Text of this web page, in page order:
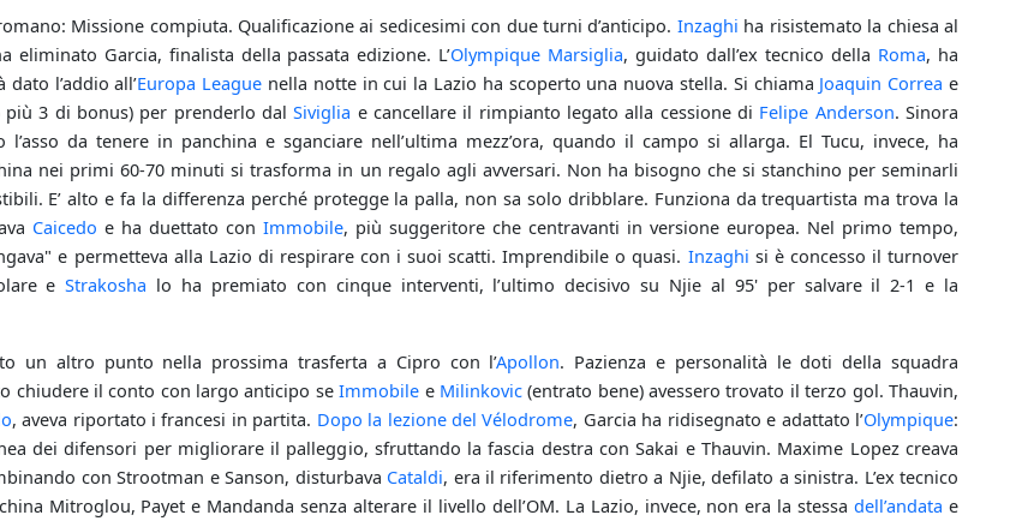
Missione compiuta. Qualificazione ai sedicesimi con due turni d’anticipo. Inzaghi ha risistemato la chiesa al
Garcia, finalista della passata edizione. L’Olympique Marsiglia, guidato dall’ex tecnico della Roma, ha
dato l’addio all’Europa League nella notte in cui la Lazio ha scoperto una nuova stella. Si chiama Joaquin Correa e
più 3 di bonus) per prenderlo dalSiviglia e cancellare il rimpianto legato alla cessione di Felipe Anderson. Sinora
l’asso da tenere in panchina e sganciare nell’ultima mezz’ora, quando il campo si allarga. El Tucu, invece, ha
nei primi 60-70 minuti si trasforma in un regalo agli avversari. Non ha bisogno che si stanchino per seminarli
E’ alto e fa la differenza perché protegge la palla, non sa solo dribblare. Funziona da trequartista ma trova la
Caicedo e ha duettato con Immobile, più suggeritore che centravanti in versione europea. Nel primo tempo,
e permetteva alla Lazio di respirare con i suoi scatti. Imprendibile o quasi. Inzaghi si è concesso il turnover
eStrakosha lo ha premiato con cinque interventi, l’ultimo decisivo su Njie al 95' per salvare il 2-1 e la
un altro punto nella prossima trasferta a Cipro con l’Apollon. Pazienza e personalità le doti della squadra
chiudere il conto con largo anticipo seImmobile e Milinkovic(entrato bene) avessero trovato il terzo gol. Thauvin,
, aveva riportato i francesi in partita. Dopo la lezione del Vélodrome, Garcia ha ridisegnato e adattato l’Olympique:
dei difensori per migliorare il palleggio, sfruttando la fascia destra con Sakai e Thauvin. Maxime Lopez creava
con Strootman e Sanson, disturbava Cataldi, era il riferimento dietro a Njie, defilato a sinistra. L’ex tecnico
Mitroglou, Payet e Mandanda senza alterare il livello dell’OM. La Lazio, invece, non era la stessadell’andata e